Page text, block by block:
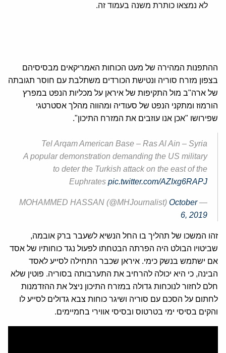
לא נמצאו כותרת משנה בעמוד זה.
ההתפנות המהירה של מעט הכוחות האמריקאים מבסיסיהם
בצפון מזרח סוריה ונטישת הכורדים משתלבת עם חוסר תגובתה
של ארה"ב מול התקיפות של איראן על מכליות הנפט במפרץ
הורמוז ומתקני הנפט של סעודיה ומהווה מהלך אסטרטגי
שפירושו "אכן אנו עוזבים את המזרח התיכון".
Tel Arqam American Base – Ras Al Ain – Syria
A popular demonstration demanding the US military
to deter the Turkish attack on the east of the
Euphrates pic.twitter.com/AZIxg6RAPJ
— MOHAMMED HASSAN (@MHJournalist)
October
6, 2019
זהו המשכו של תהליך בו החל הנשיא לשעבר ברק אובמה,
שביטויו הבולט היה הפרתה הבטחתו לפעול נגד כוחותיו של אסד
אם ישתמש בנשק כימי. איראן שכבר התחילה לסייע לאסד
הבינה, כי היא יכולה להרחיב את התערבותה בסוריה. פוטין שלא
חלם לחזור לנוכחות גדולה במזרח התיכון ניצל את ההזדמנות
לחתום על הסכם עם סוריה ושיגר כוחות צבא גדולים לסייע לו
והקים בסיסי ימי בטרטוס ובסיסי אווירי בחמיימים.